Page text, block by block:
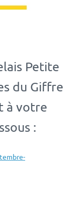
Petite
du Giffre
à votre
: